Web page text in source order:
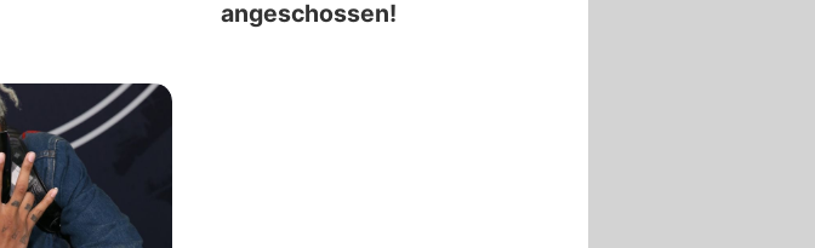
angeschossen!